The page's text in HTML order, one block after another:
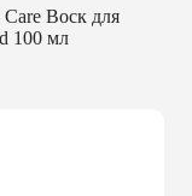
Воск для
100 мл